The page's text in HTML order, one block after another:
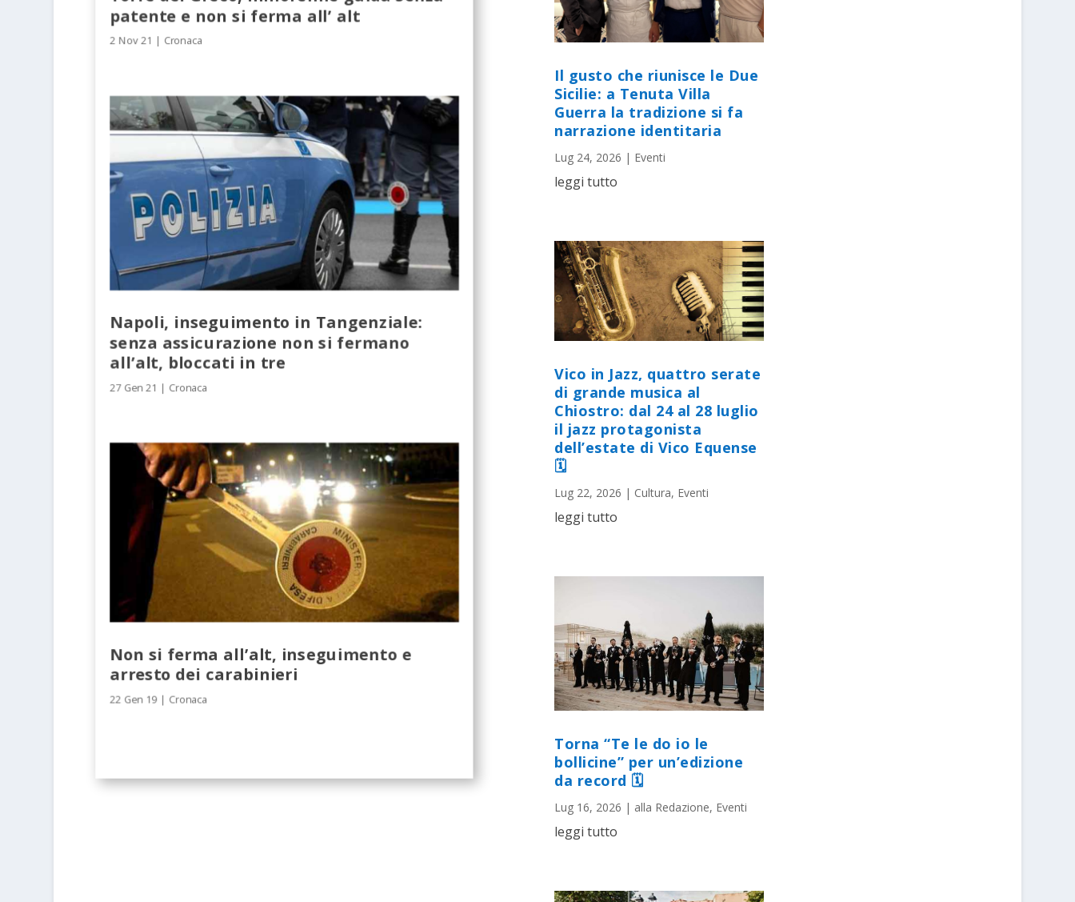
patente e non si ferma all’ alt
2 Nov 21 | Cronaca
Napoli, inseguimento in Tangenziale:
senza assicurazione non si fermano
all’alt, bloccati in tre
27 Gen 21 | Cronaca
Non si ferma all’alt, inseguimento e
arresto dei carabinieri
22 Gen 19| Cronaca
Il gusto che riunisce le Due
Sicilie: a Tenuta Villa
Guerra la tradizione si fa
narrazione identitaria
Lug 24, 2026 | Eventi
leggi tutto
Vico in Jazz, quattro serate
di grande musica al
Chiostro: dal 24 al 28 luglio
il jazz protagonista
dell’estate di Vico Equense
🗓
Lug 22, 2026 | Cultura, Eventi
leggi tutto
Torna “Te le do io le
bollicine” per un’edizione
da record 🗓
Lug 16, 2026 | alla Redazione, Eventi
leggi tutto